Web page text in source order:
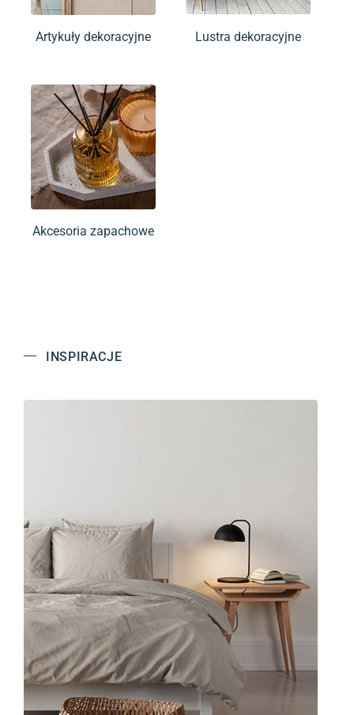
Artykuły dekoracyjne Lustra dekoracyjne
Akcesoria zapachowe
INSPIRACJE